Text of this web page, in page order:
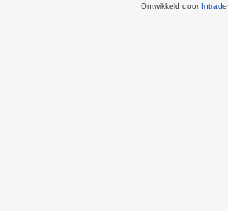
Ontwikkeld door